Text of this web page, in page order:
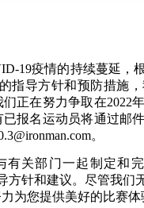
19疫情的持续蔓延，
指导方针和预防措施
正在努力争取在2022
报名运动员将通过邮
。
有关部门一起制定和
方针和建议。尽管我们
为您提供美好的比赛体